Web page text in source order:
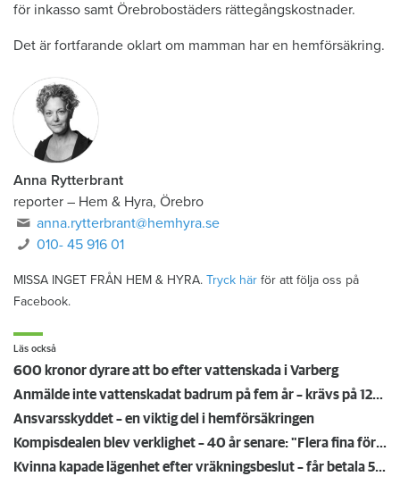
för inkasso samt Örebrobostäders rättegångskostnader.
Det är fortfarande oklart om mamman har en hemförsäkring.
Anna Rytterbrant
reporter – Hem & Hyra, Örebro
anna.rytterbrant@hemhyra.se
010- 45 916 01
MISSA INGET FRÅN HEM & HYRA. Tryck här för att följa oss på
Facebook.
Läs också
600 kronor dyrare att bo efter vattenskada i Varberg
Anmälde inte vattenskadat badrum på fem år – krävs på 125 000 kronor
Ansvarsskyddet – en viktig del i hemförsäkringen
Kompisdealen blev verklighet – 40 år senare: "Flera fina fördelar med att dela bostad"
Kvinna kapade lägenhet efter vräkningsbeslut – får betala 50 000